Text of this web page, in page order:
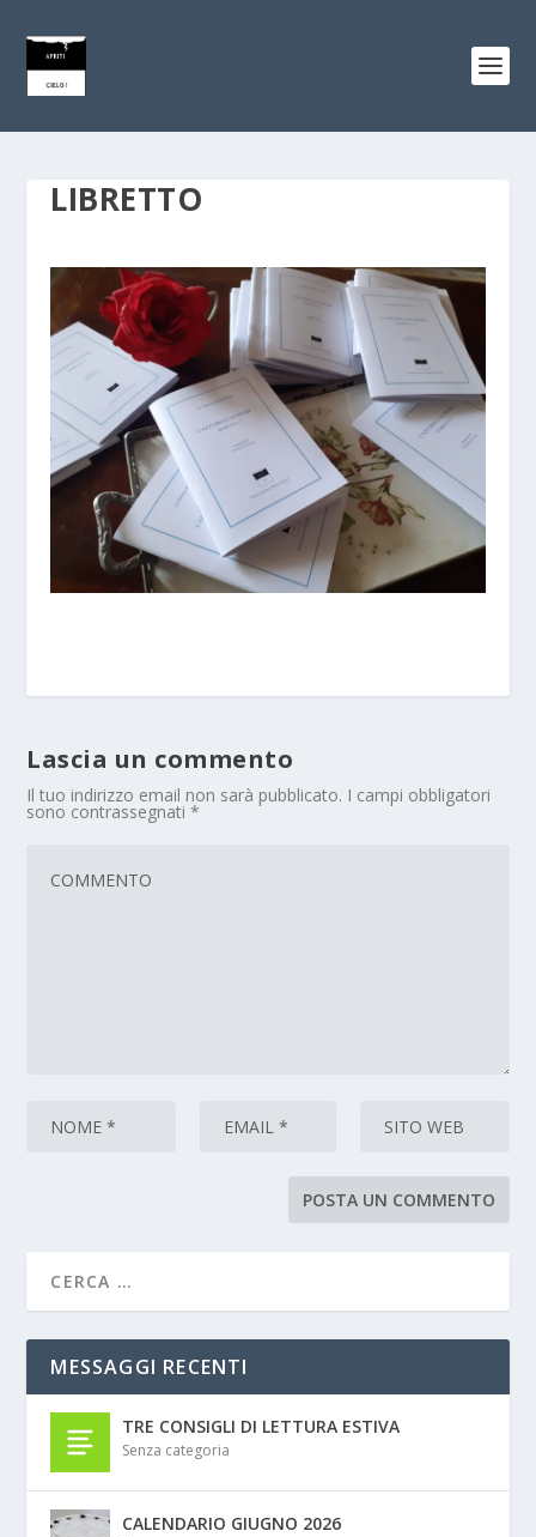
LIBRETTO
Lascia un commento
Il tuo indirizzo email non sarà pubblicato. I campi obbligatori
sono contrassegnati*
MESSAGGI RECENTI
TRE CONSIGLI DI LETTURA ESTIVA
Senza categoria
CALENDARIO GIUGNO 2026